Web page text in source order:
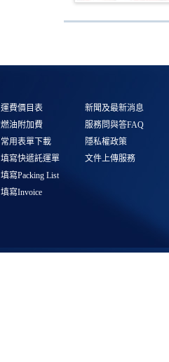
運費價目表
燃油附加費
常用表單下載
填寫快遞託運單
填寫Packing List
填寫Invoice
新聞及最新消息
服務問與答FAQ
隱私權政策
文件上傳服務